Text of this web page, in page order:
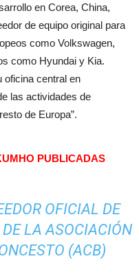
en Corea, China,
de equipo original para
como Volkswagen,
como Hyundai y Kia.
oficina central en
las actividades de
de Europa”.
PUBLICADAS
OFICIAL DE
LA ASOCIACIÓN
(ACB)